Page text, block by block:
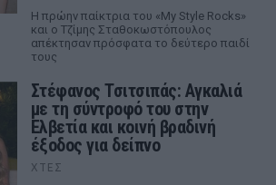
Η πρώην παίκτρια του «My Style Rocks»
και ο Τζίμης Σταθοκωστόπουλος
απέκτησαν πρόσφατα το δεύτερο παιδί
τους
Στέφανος Τσιτσιπάς: Αγκαλιά
με τη σύντροφό του στην
Ελβετία και κοινή βραδινή
έξοδος για δείπνο
ΧΤΕΣ